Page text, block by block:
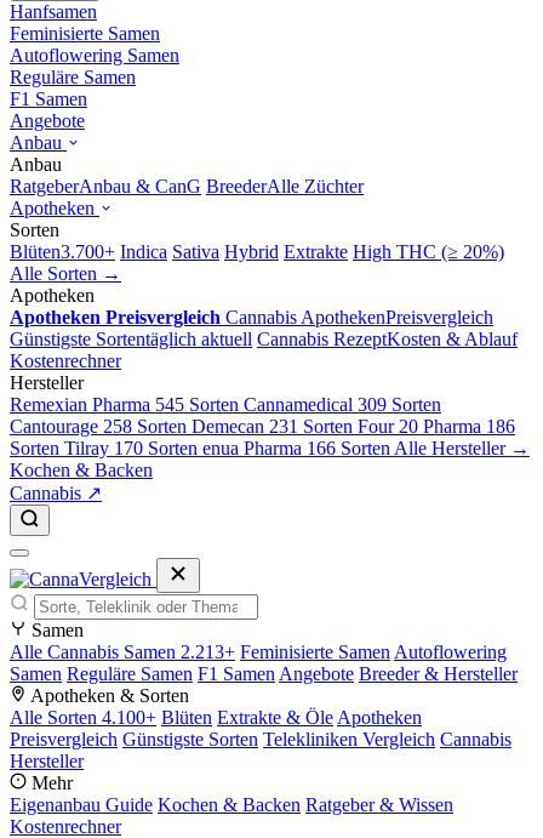
Hanfsamen
Feminisierte Samen
Autoflowering Samen
Reguläre Samen
F1 Samen
Angebote
Anbau
Anbau
RatgeberAnbau & CanG BreederAlle Züchter
Apotheken
Sorten
Blüten3.700+ Indica Sativa Hybrid Extrakte High THC (≥ 20%)
Alle Sorten →
Apotheken
Apotheken Preisvergleich Cannabis ApothekenPreisvergleich
Günstigste Sortentäglich aktuell Cannabis RezeptKosten & Ablauf
Kostenrechner
Hersteller
Remexian Pharma 545 Sorten Cannamedical 309 Sorten
Cantourage 258 Sorten Demecan 231 Sorten Four 20 Pharma 186
Sorten Tilray 170 Sorten enua Pharma 166 Sorten Alle Hersteller →
Kochen & Backen
Cannabis ↗
Samen
Alle Cannabis Samen 2.213+ Feminisierte Samen Autoflowering
Samen Reguläre Samen F1 Samen Angebote Breeder & Hersteller
Apotheken & Sorten
Alle Sorten 4.100+ Blüten Extrakte & Öle Apotheken
Preisvergleich Günstigste Sorten Telekliniken Vergleich Cannabis
Hersteller
Mehr
Eigenanbau Guide Kochen & Backen Ratgeber & Wissen
Kostenrechner